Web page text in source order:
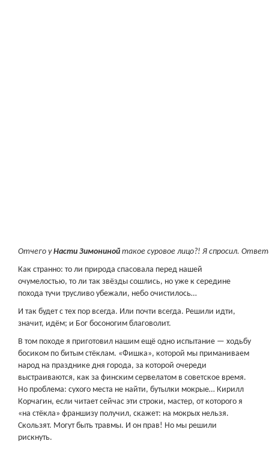
Отчего уНасти Зимониной такое суровое лицо?! Я спросил.
Как странно: то ли природа спасовала перед нашей
очумелостью, то ли так звёзды сошлись, но уже к середине
похода тучи трусливо убежали, небо очистилось…
И так будет с тех пор всегда. Или почти всегда. Решили идти,
значит, идём; и Бог босоногим благоволит.
В том походе я приготовил нашим ещё одно испытание — ходьбу
босиком по битым стёклам. «Фишка», которой мы приманиваем
народ на празднике дня города, за которой очереди
выстраиваются, как за финским сервелатом в советское время.
Но проблема: сухого места не найти, бутылки мокрые… Кирилл
Корчагин, если читает сейчас эти строки, мастер, от которого я
«на стёкла» франшизу получил, скажет: на мокрых нельзя.
Скользят. Могут быть травмы. И он прав! Но мы решили
рискнуть.